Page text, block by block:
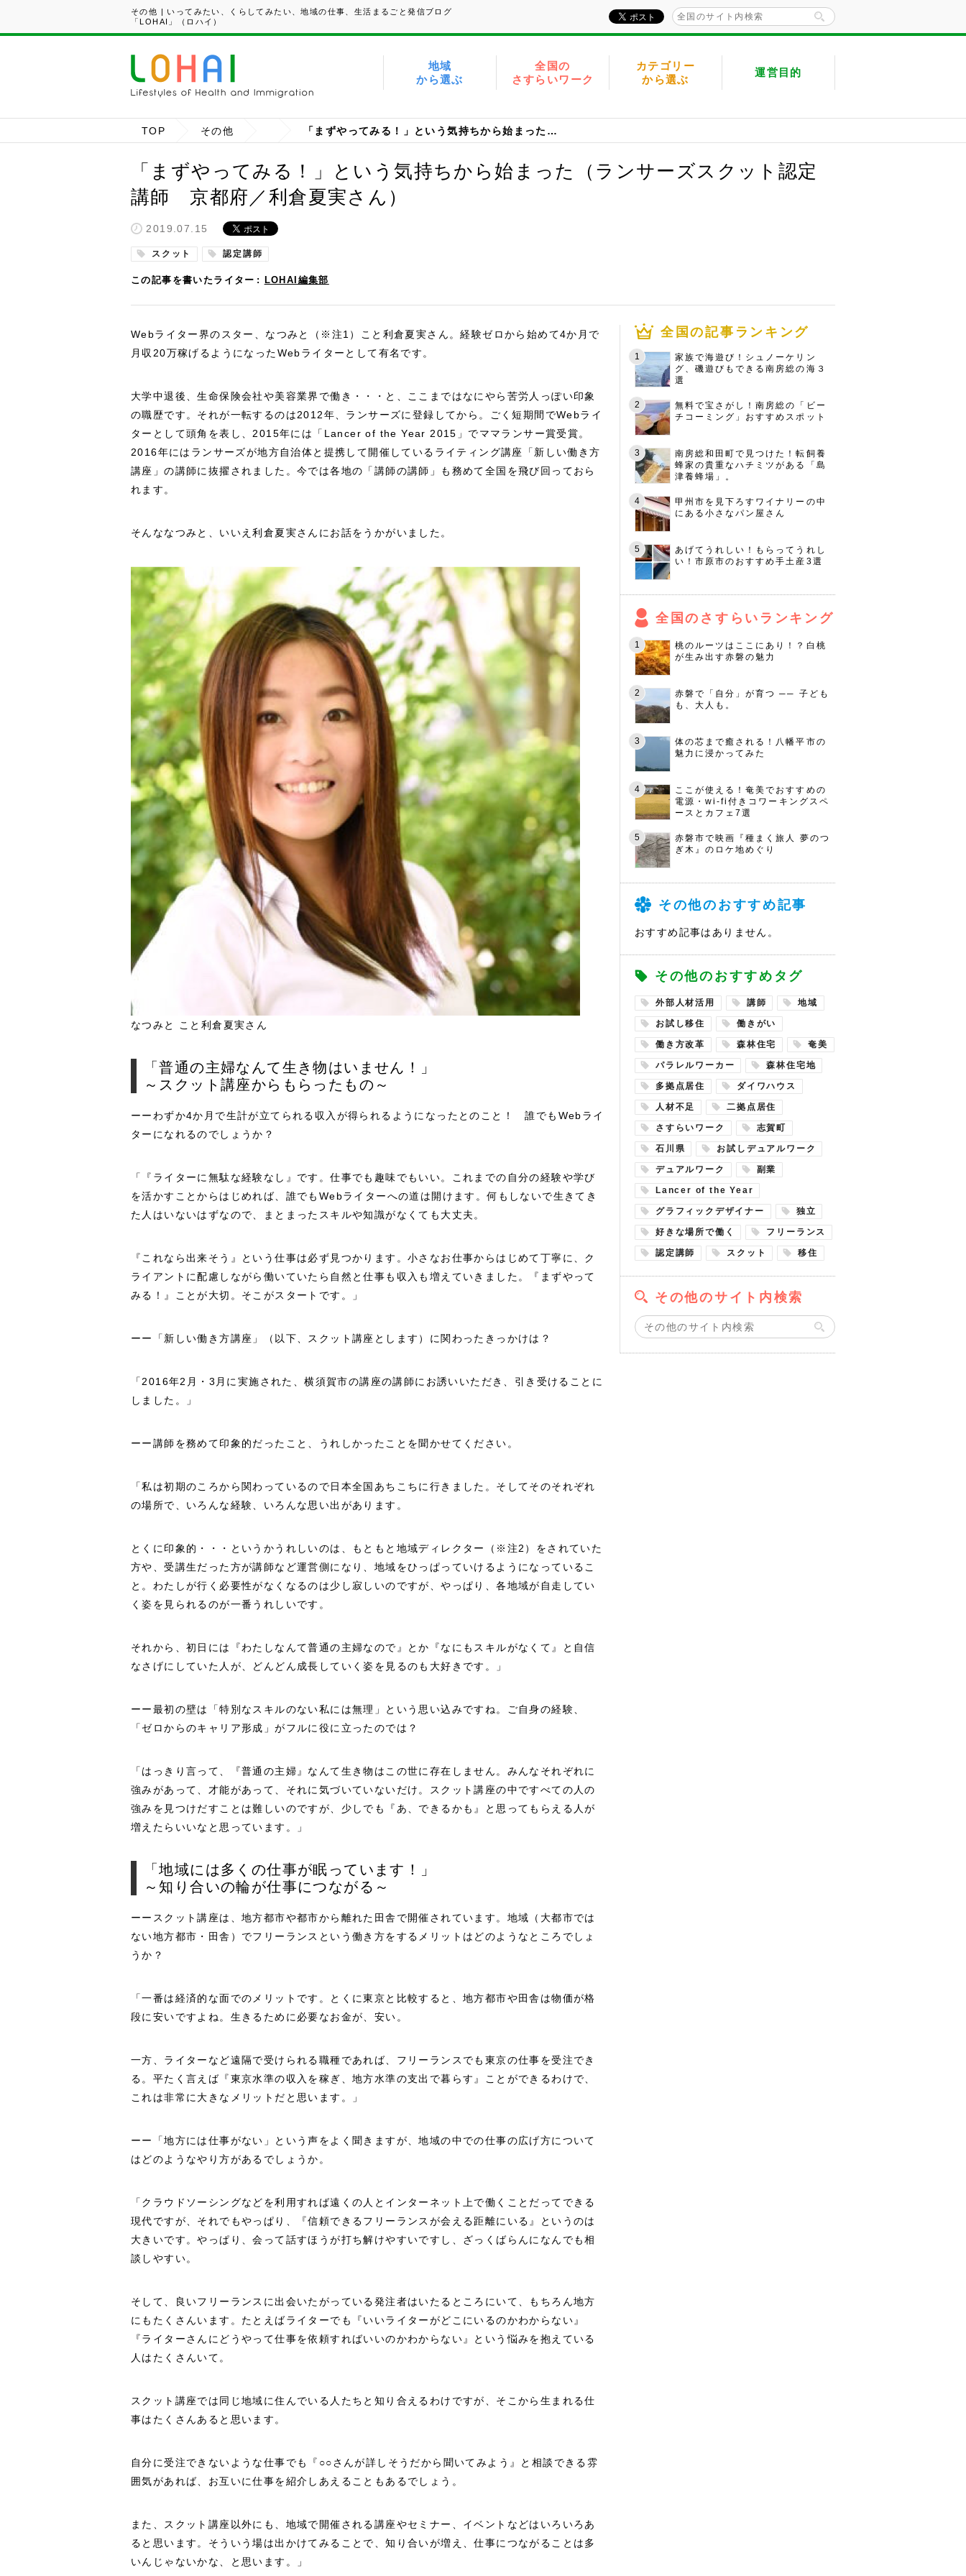
その他 | いってみたい、くらしてみたい、地域の仕事、生活まるごと発信ブログ
「LOHAI」（ロハイ）
地域
から選ぶ
全国の
さすらいワーク
カテゴリー
から選ぶ
運営目的
TOP その他 「まずやってみる！」という気持ちから始まった（ランサーズスクット認定講師 京都府／利倉夏実さん）
「まずやってみる！」という気持ちから始まった（ランサーズスクット認定
講師 京都府／利倉夏実さん）
2019.07.15
スクット 認定講師
この記事を書いたライター LOHAI編集部
Webライター界のスター、なつみと（※注1）こと利倉夏実さん。経験ゼロから始めて4か月で
月収20万稼げるようになったWebライターとして有名です。
大学中退後、生命保険会社や美容業界で働き・・・と、ここまではなにやら苦労人っぽい印象
の職歴です。それが一転するのは2012年、ランサーズに登録してから。ごく短期間でWebライ
ターとして頭角を表し、2015年には「Lancer of the Year 2015」でママランサー賞受賞。
2016年にはランサーズが地方自治体と提携して開催しているライティング講座「新しい働き方
講座」の講師に抜擢されました。今では各地の「講師の講師」も務めて全国を飛び回っておら
れます。
そんななつみと、いいえ利倉夏実さんにお話をうかがいました。
なつみと こと利倉夏実さん
「普通の主婦なんて生き物はいません！」
～スクット講座からもらったもの～
ーーわずか4か月で生計が立てられる収入が得られるようになったとのこと！ 誰でもWebライ
ターになれるのでしょうか？
「『ライターに無駄な経験なし』です。仕事でも趣味でもいい。これまでの自分の経験や学び
を活かすことからはじめれば、誰でもWebライターへの道は開けます。何もしないで生きてき
た人はいないはずなので、まとまったスキルや知識がなくても大丈夫。
『これなら出来そう』という仕事は必ず見つかります。小さなお仕事からはじめて丁寧に、ク
ライアントに配慮しながら働いていたら自然と仕事も収入も増えていきました。『まずやって
みる！』ことが大切。そこがスタートです。」
ーー「新しい働き方講座」（以下、スクット講座とします）に関わったきっかけは？
「2016年2月・3月に実施された、横須賀市の講座の講師にお誘いいただき、引き受けることに
しました。」
ーー講師を務めて印象的だったこと、うれしかったことを聞かせてください。
「私は初期のころから関わっているので日本全国あちこちに行きました。 そしてそのそれぞれ
の場所で、いろんな経験、いろんな思い出があります。
とくに印象的・・・というかうれしいのは、もともと地域ディレクター（※注2）をされていた
方や、受講生だった方が講師など運営側になり、地域をひっぱっていけるようになっているこ
と。わたしが行く必要性がなくなるのは少し寂しいのですが、やっぱり、各地域が自走してい
く姿を見られるのが一番うれしいです。
それから、初日には『わたしなんて普通の主婦なので』とか『なにもスキルがなくて』と自信
なさげにしていた人が、どんどん成長していく姿を見るのも大好きです。」
ーー最初の壁は「特別なスキルのない私には無理」という思い込みですね。ご自身の経験、
「ゼロからのキャリア形成」がフルに役に立ったのでは？
「はっきり言って、『普通の主婦』なんて生き物はこの世に存在しません。みんなそれぞれに
強みがあって、才能があって、それに気づいていないだけ。スクット講座の中ですべての人の
強みを見つけだすことは難しいのですが、少しでも『あ、できるかも』と思ってもらえる人が
増えたらいいなと思っています。」
「地域には多くの仕事が眠っています！」
～知り合いの輪が仕事につながる～
ーースクット講座は、地方都市や都市から離れた田舎で開催されています。地域（大都市では
ない地方都市・田舎）でフリーランスという働き方をするメリットはどのようなところでしょ
うか？
「一番は経済的な面でのメリットです。とくに東京と比較すると、地方都市や田舎は物価が格
段に安いですよね。生きるために必要なお金が、安い。
一方、ライターなど遠隔で受けられる職種であれば、フリーランスでも東京の仕事を受注でき
る。平たく言えば『東京水準の収入を稼ぎ、地方水準の支出で暮らす』ことができるわけで、
これは非常に大きなメリットだと思います。」
ーー「地方には仕事がない」という声をよく聞きますが、地域の中での仕事の広げ方について
はどのようなやり方があるでしょうか。
「クラウドソーシングなどを利用すれば遠くの人とインターネット上で働くことだってできる
現代ですが、それでもやっぱり、『信頼できるフリーランスが会える距離にいる』というのは
大きいです。やっぱり、会って話すほうが打ち解けやすいですし、ざっくばらんになんでも相
談しやすい。
そして、良いフリーランスに出会いたがっている発注者はいたるところにいて、もちろん地方
にもたくさんいます。たとえばライターでも『いいライターがどこにいるのかわからない』
『ライターさんにどうやって仕事を依頼すればいいのかわからない』という悩みを抱えている
人はたくさんいて。
スクット講座では同じ地域に住んでいる人たちと知り合えるわけですが、そこから生まれる仕
事はたくさんあると思います。
自分に受注できないような仕事でも『○○さんが詳しそうだから聞いてみよう』と相談できる雰
囲気があれば、お互いに仕事を紹介しあえることもあるでしょう。
また、スクット講座以外にも、地域で開催される講座やセミナー、イベントなどはいろいろあ
ると思います。そういう場は出かけてみることで、知り合いが増え、仕事につながることは多
いんじゃないかな、と思います。」
全国の記事ランキング
家族で海遊び！シュノーケリン
グ、磯遊びもできる南房総の海３
選
無料で宝さがし！南房総の「ビー
チコーミング」おすすめスポット
南房総和田町で見つけた！転飼養
蜂家の貴重なハチミツがある「島
津養蜂場」。
甲州市を見下ろすワイナリーの中
にある小さなパン屋さん
あげてうれしい！もらってうれし
い！市原市のおすすめ手土産3選
全国のさすらいランキング
桃のルーツはここにあり！？白桃
が生み出す赤磐の魅力
赤磐で「自分」が育つ ── 子ども
も、大人も。
体の芯まで癒される！八幡平市の
魅力に浸かってみた
ここが使える！奄美でおすすめの
電源・wi-fi付きコワーキングスペ
ースとカフェ7選
赤磐市で映画『種まく旅人 夢のつ
ぎ木』のロケ地めぐり
その他のおすすめ記事
おすすめ記事はありません。
その他のおすすめタグ
外部人材活用 講師 地域
お試し移住 働きがい
働き方改革 森林住宅 奄美
パラレルワーカー 森林住宅地
多拠点居住 ダイワハウス
人材不足 二拠点居住
さすらいワーク 志賀町
石川県 お試しデュアルワーク
デュアルワーク 副業
Lancer of the Year
グラフィックデザイナー 独立
好きな場所で働く フリーランス
認定講師 スクット 移住
その他のサイト内検索